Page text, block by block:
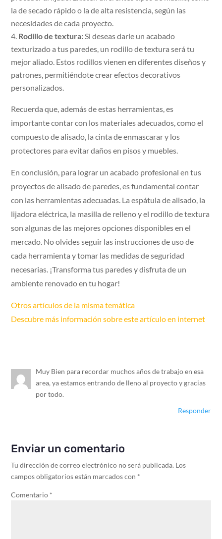
la de secado rápido o la de alta resistencia, según las
necesidades de cada proyecto.
Rodillo de textura:Si deseas darle un acabado
texturizado a tus paredes, un rodillo de textura será tu
mejor aliado. Estos rodillos vienen en diferentes diseños y
patrones, permitiéndote crear efectos decorativos
personalizados.
Recuerda que, además de estas herramientas, es
importante contar con los materiales adecuados, como el
compuesto de alisado, la cinta de enmascarar y los
protectores para evitar daños en pisos y muebles.
En conclusión, para lograr un acabado profesional en tus
proyectos de alisado de paredes, es fundamental contar
con las herramientas adecuadas. La espátula de alisado, la
lijadora eléctrica, la masilla de relleno y el rodillo de textura
son algunas de las mejores opciones disponibles en el
mercado. No olvides seguir las instrucciones de uso de
cada herramienta y tomar las medidas de seguridad
necesarias. ¡Transforma tus paredes y disfruta de un
ambiente renovado en tu hogar!
Otros artículos de la misma temática
Descubre más información sobre este artículo en internet
Muy Bien para recordar muchos años de trabajo en esa
area, ya estamos entrando de lleno al proyecto y gracias
por todo.
Responder
Enviar un comentario
Tu dirección de correo electrónico no será publicada. Los
campos obligatorios están marcados con *
Comentario *